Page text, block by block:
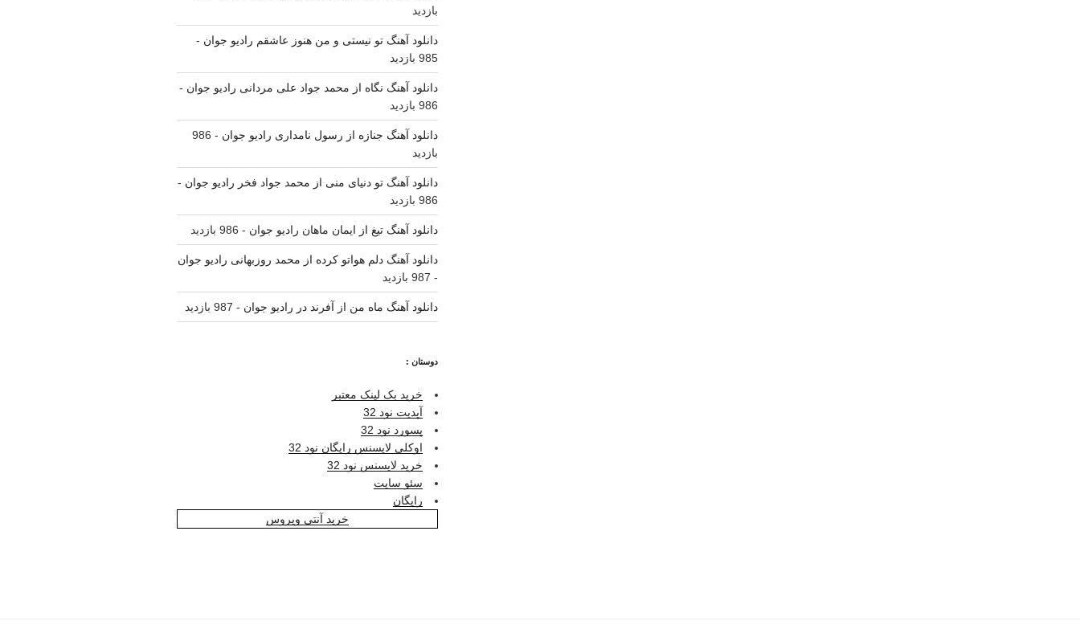
بازدید
دانلود آهنگ تو نیستی و من هنوز عاشقم رادیو جوان -
985 بازدید
دانلود آهنگ نگاه از محمد جواد علی مردانی رادیو جوان -
986 بازدید
دانلود آهنگ جنازه از رسول نامداری رادیو جوان
- 986
بازدید
دانلود آهنگ تو دنیای منی از محمد جواد فخر رادیو جوان -
986 بازدید
دانلود آهنگ تیغ از ایمان ماهان رادیو جوان - 986 بازدید
دانلود آهنگ دلم هواتو کرده از محمد روزبهانی رادیو جوان
- 987 بازدید
دانلود آهنگ ماه من از آفرند در رادیو جوان - 987 بازدید
دوستان :
خرید بک لینک معتبر
آپدیت نود 32
پسورد نود 32
اوکلی لایسنس رایگان نود 32
خرید لایسنس نود 32
سئو سایت
رایگان
خرید آنتی ویروس